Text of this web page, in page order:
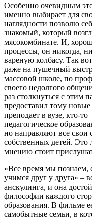
Особенно очевидным
именно выбирает для
наглядности позволю
знакомый, который
мясокомбинате. И,
процессы, он никогда,
вареную колбасу. Так
даже на пушечный
массовой школе, по
своего недолгого
раз столкнуться с этим
предоставил тому
преподает в вузе, кто-
педагогическое
но направляют все свои
собственных детей. Это
мнению стоит
«Все время мы познаем,
учимся друг у друга» –
анскулинга, и она
философии каждого
образования. В фильме
самобытные семьи, в